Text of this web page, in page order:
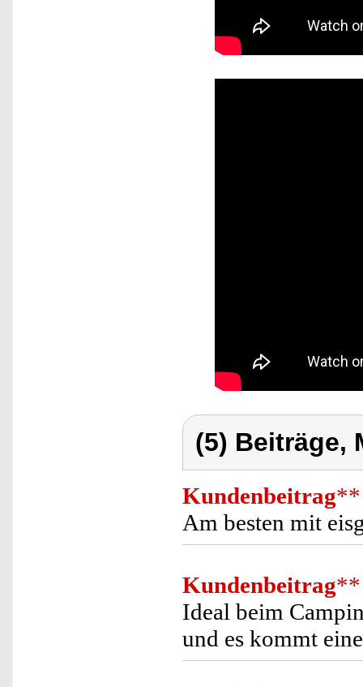
(5) Beiträge,
Kundenbeitrag**
Am besten mit
Kundenbeitrag**
Ideal beim
und es kommt